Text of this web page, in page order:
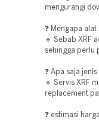
mengurangi
❓ Mengapa
🔹 Sebab XRF
sehingga perlu
❓ Apa saja
🔹 Servis XRF
replacement
❓ estimasi